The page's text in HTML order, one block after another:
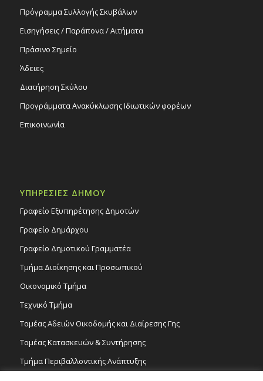
Πρόγραμμα Συλλογής Σκυβάλων
Εισηγήσεις / Παράπονα / Αιτήματα
Πράσινο Σημείο
Άδειες
Διατήρηση Σκύλου
Προγράμματα Ανακύκλωσης Ιδιωτικών φορέων
Επικοινωνία
ΥΠΗΡΕΣΙΕΣ ΔΗΜΟΥ
Γραφείο Εξυπηρέτησης Δημοτών
Γραφείο Δημάρχου
Γραφείο Δημοτικού Γραμματέα
Τμήμα Διοίκησης και Προσωπικού
Οικονομικό Τμήμα
Τεχνικό Τμήμα
Τομέας Αδειών Οικοδομής και Διαίρεσης Γης
Τομέας Κατασκευών & Συντήρησης
Τμήμα Περιβαλλοντικής Ανάπτυξης